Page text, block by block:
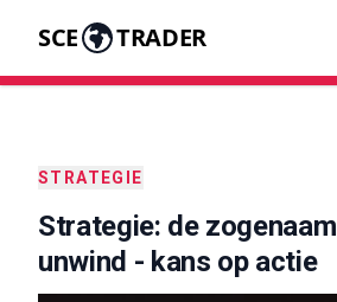
SCE TRADER
STRATEGIE
Strategie: de
unwind - kans op actie